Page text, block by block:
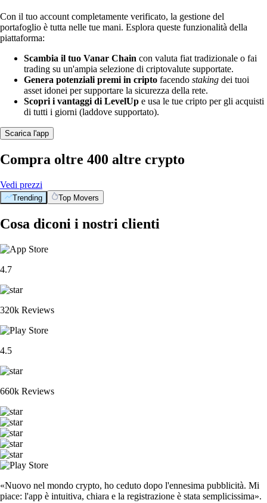
Con il tuo account completamente verificato, la gestione del
portafoglio è tutta nelle tue mani. Esplora queste funzionalità della
piattaforma:
Scambia il tuo Vanar Chain con valuta fiat tradizionale o fai
trading su un'ampia selezione di criptovalute supportate.
Genera potenziali premi in cripto facendo staking dei tuoi
asset idonei per supportare la sicurezza della rete.
Scopri i vantaggi di LevelUp e usa le tue cripto per gli acquisti
di tutti i giorni (laddove supportato).
Scarica l'app
Compra oltre 400 altre crypto
Vedi prezzi
Trending Top Movers
Cosa diconi i nostri clienti
4.7
320k Reviews
4.5
660k Reviews
«Nuovo nel mondo crypto, ho ceduto dopo l'ennesima pubblicità. Mi
piace: l'app è intuitiva, chiara e la registrazione è stata semplicissima».